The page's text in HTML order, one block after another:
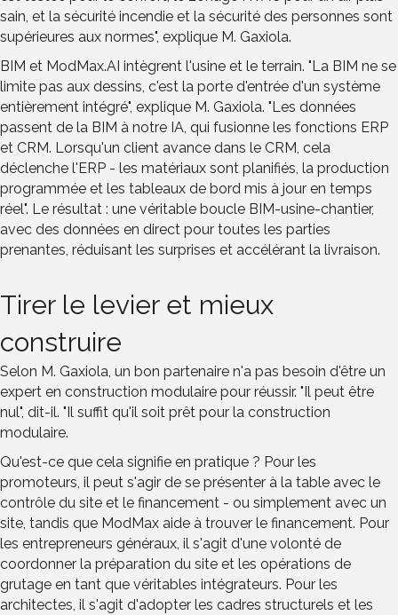
sain, et la sécurité incendie et la sécurité des personnes sont
supérieures aux normes", explique M. Gaxiola.
BIM et ModMax.AI intègrent l'usine et le terrain. "La BIM ne se
limite pas aux dessins, c'est la porte d'entrée d'un système
entièrement intégré", explique M. Gaxiola. "Les données
passent de la BIM à notre IA, qui fusionne les fonctions ERP
et CRM. Lorsqu'un client avance dans le CRM, cela
déclenche l'ERP - les matériaux sont planifiés, la production
programmée et les tableaux de bord mis à jour en temps
réel". Le résultat : une véritable boucle BIM-usine-chantier,
avec des données en direct pour toutes les parties
prenantes, réduisant les surprises et accélérant la livraison.
Tirer le levier et mieux
construire
Selon M. Gaxiola, un bon partenaire n'a pas besoin d'être un
expert en construction modulaire pour réussir. "Il peut être
nul", dit-il. "Il suffit qu'il soit prêt pour la construction
modulaire.
Qu'est-ce que cela signifie en pratique ? Pour les
promoteurs, il peut s'agir de se présenter à la table avec le
contrôle du site et le financement - ou simplement avec un
site, tandis que ModMax aide à trouver le financement. Pour
les entrepreneurs généraux, il s'agit d'une volonté de
coordonner la préparation du site et les opérations de
grutage en tant que véritables intégrateurs. Pour les
architectes, il s'agit d'adopter les cadres structurels et les